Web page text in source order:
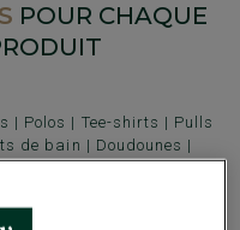
POUR CHAQUE
| Polos | Tee-shirts | Pulls
de bain | Doudounes |
papillons